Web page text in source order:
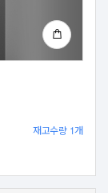
재고수량 1개